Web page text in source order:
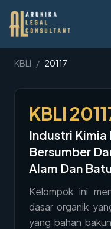
Layanan
Peraturan
KBLI
Tentang
Kontak
Penawaran
Blog
KBLI / 20117
KBLI
Industri Kimia
Bersumber
Alam Dan
Kelompok ini
dasar organik
yang bahan